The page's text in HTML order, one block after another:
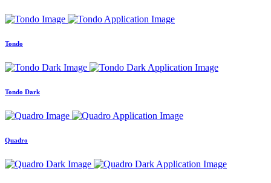
Tondo
Tondo Dark
Quadro